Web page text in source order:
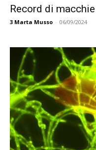
Record di
3 Marta Musso - 06/09/2024